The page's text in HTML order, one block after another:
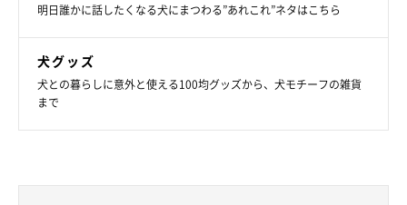
明日誰かに話したくなる犬にまつわる”あれこれ”ネタはこちら
犬グッズ
犬との暮らしに意外と使える100均グッズから、犬モチーフの雑貨
まで